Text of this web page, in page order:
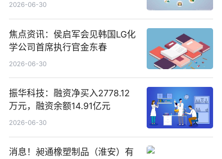
2026-06-30
焦点资讯：侯启军会见韩国LG化
学公司首席执行官金东春
2026-06-30
振华科技：融资净买入2778.12
万元，融资余额14.91亿元
2026-06-30
消息！昶通橡塑制品（淮安）有